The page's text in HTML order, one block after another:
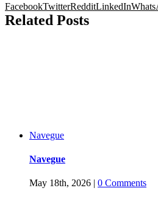
FacebookTwitterRedditLinkedIn
Related Posts
Navegue
Navegue
May 18th, 2026 | 0 Comments